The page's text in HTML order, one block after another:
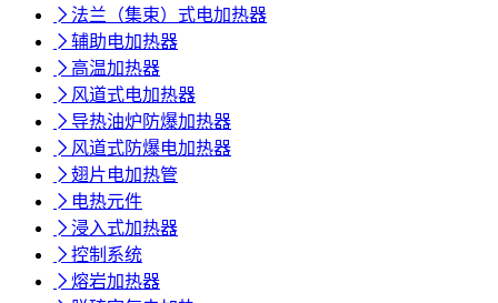
 法兰（集束）式电加热器
 辅助电加热器
 高温加热器
 风道式电加热器
 导热油炉防爆加热器
 风道式防爆电加热器
 翅片电加热管
 电热元件
 浸入式加热器
 控制系统
 熔岩加热器